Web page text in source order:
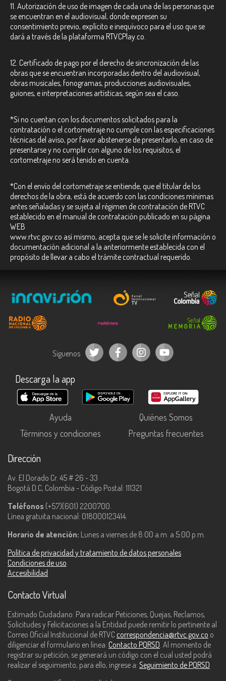
11. Autorización de uso de imagen de cada una de las personas que
se encuentran en el audiovisual, donde expresen su
consentimiento previo, explícito e inequívoco para el uso que se
dará a través de la plataforma RTVCPlay.co.
12. Certificado de pago por el derecho de sincronización de las
obras que se encuentran incorporadas dentro del audiovisual,
obras musicales, fonogramas, producciones audiovisuales,
guiones, e interpretaciones artísticas, según sea el caso.
*Si no cuentan con los documentos solicitados para la
contratación o el cortometraje no cumple con las especificaciones
técnicas del aviso, por favor abstenerse de presentarlo, en caso de
presentarse y no cumplir con alguno de los requisitos, el
cortometraje no será tenido en cuenta.
*Con el envío del cortometraje se entiende, que el titular de los
derechos de la obra, está de acuerdo con las condiciones mínimas
antes señaladas y se sujeta al régimen de contratación de RTVC
establecido en el manual de contratación publicado en su página
WEB
www.rtvc.gov.co así mismo, acepta que se le solicite información o
documentación adicional a la anteriormente establecida con el
propósito de llevar a cabo el trámite contractual requerido.
Síguenos
Descarga la app
Ayuda
Quiénes Somos
Términos y condiciones
Preguntas frecuentes
Dirección
Av. El Dorado Cr. 45 # 26 - 33
Bogotá D.C, Colombia - Código Postal: 111321
Teléfonos (+57)(601) 2200700.
Línea gratuita nacional: 018000123414.
Horario de atención: Lunes a viernes de 8:00 a.m. a 5:00 p.m.
Política de privacidad y tratamiento de datos personales
Condiciones de uso
Accesibilidad
Contacto Virtual
Estimado Ciudadano: Para radicar Peticiones, Quejas, Reclamos,
Solicitudes y Felicitaciones a la Entidad puede remitir lo pertinente al
Correo Oficial Institucional de RTVC correspondencia@rtvc.gov.co o
diligenciar el formulario en línea: Contacto PQRSD . Al momento de
registrar su petición, se generará un código con el cual usted podrá
realizar el seguimiento, para ello, ingrese a: Seguimiento de PQRSD